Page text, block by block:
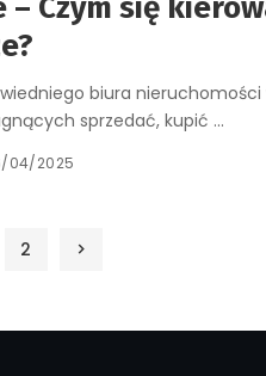
biura
sprzedać, kupić ...
04/2025
2